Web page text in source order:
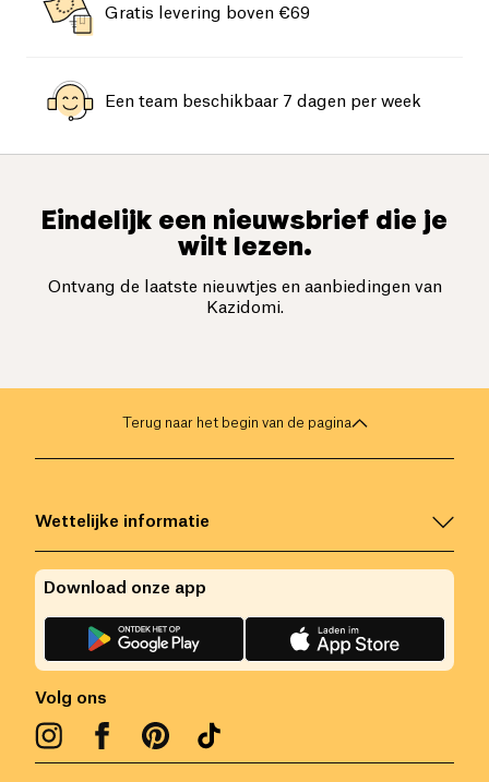
Gratis levering boven €69
Een team beschikbaar 7 dagen per week
Eindelijk een nieuwsbrief die je
wilt lezen.
Ontvang de laatste nieuwtjes en aanbiedingen van
Kazidomi.
Terug naar het begin van de pagina
Wettelijke informatie
Volg ons
Download onze app